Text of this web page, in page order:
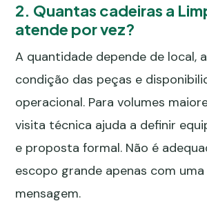
2. Quantas cadeiras a
atende por vez?
A quantidade depende de local,
condição das peças e
operacional. Para volumes
visita técnica ajuda a definir
e proposta formal. Não é
escopo grande apenas com
mensagem.